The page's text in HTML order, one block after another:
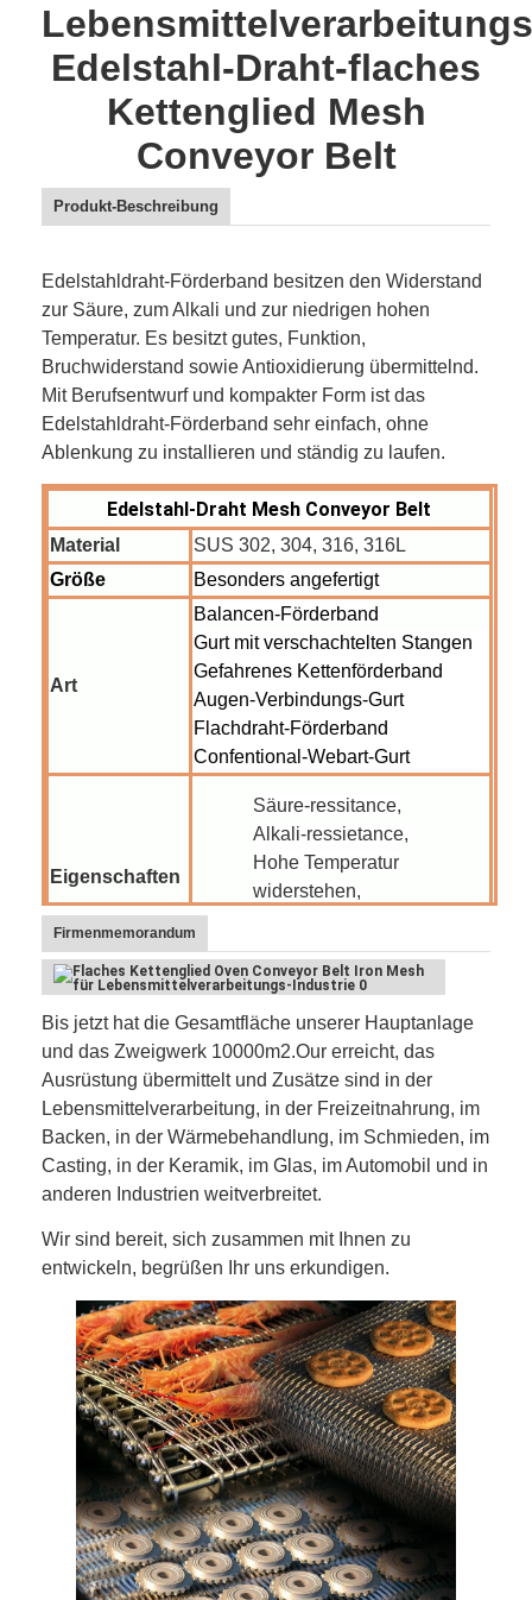
Startseite
Produkte
Über uns
Fabrik Tour
Qualitätskontrolle
Kontakt
Nachrichten
Alle Fälle
Edelstahlmaschengurt
Edelstahl-Draht-flaches
Kettenglied Mesh
Conveyor Belt
Produkt-Beschreibung
Edelstahldraht-Förderband besitzen den Widerstand
zur Säure, zum Alkali und zur niedrigen hohen
Temperatur. Es besitzt gutes, Funktion,
Bruchwiderstand sowieAntioxidierung übermittelnd.
Mit Berufsentwurf und kompakter Form ist das
Edelstahldraht-Förderband sehr einfach, ohne
Ablenkung zu installieren und ständig zu laufen.
Edelstahl-Draht Mesh Conveyor Belt
Material
SUS 302, 304, 316, 316L
Größe
Besonders angefertigt
Art
Balancen-Förderband
Gurt mit verschachtelten Stangen
Gefahrenes Kettenförderband
Augen-Verbindungs-Gurt
Flachdraht-Förderband
Confentional-Webart-Gurt
Eigenschaften
Säure-ressitance,
Alkali-ressietance,
Hohe Temperatur
widerstehen,
Gute aboration Leistung.
Anwendung
Backen, battering&breading,
Beschichtung, Sammlung und
kühlen ab und kurieren und
entwässern und trocknen und
füllen und bilden sich, Einfrieren
und braten, Zuckerglasur,
infeeds&exits, Öfen,
Übertragungen, Reinigung
Firmenmemorandum
Bis jetzt hat die Gesamtfläche unserer Hauptanlage
und das Zweigwerk 10000m2.Our erreicht, das
Ausrüstung übermittelt und Zusätze sind in der
Lebensmittelverarbeitung, in der Freizeitnahrung, im
Backen, in der Wärmebehandlung, im Schmieden, im
Casting, in der Keramik, im Glas, im Automobil und in
anderen Industrien weitverbreitet.
Wir sind bereit, sich zusammen mit Ihnen zu
entwickeln, begrüßen Ihr uns erkundigen.